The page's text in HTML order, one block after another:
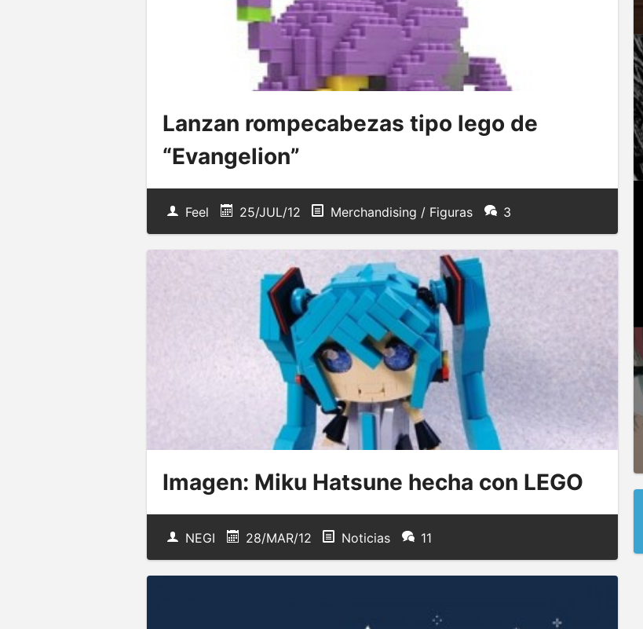
Lanzan rompecabezas tipo lego de
“Evangelion”
Feel 25/JUL/12 Merchandising / Figuras 3
Imagen: Miku Hatsune hecha con LEGO
NEGI 28/MAR/12 Noticias 11